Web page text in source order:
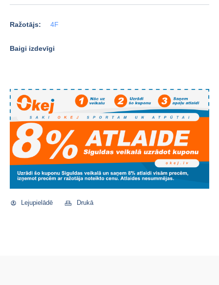
Ražotājs: 4F
Baigi izdevīgi
Lejupielādē Drukā